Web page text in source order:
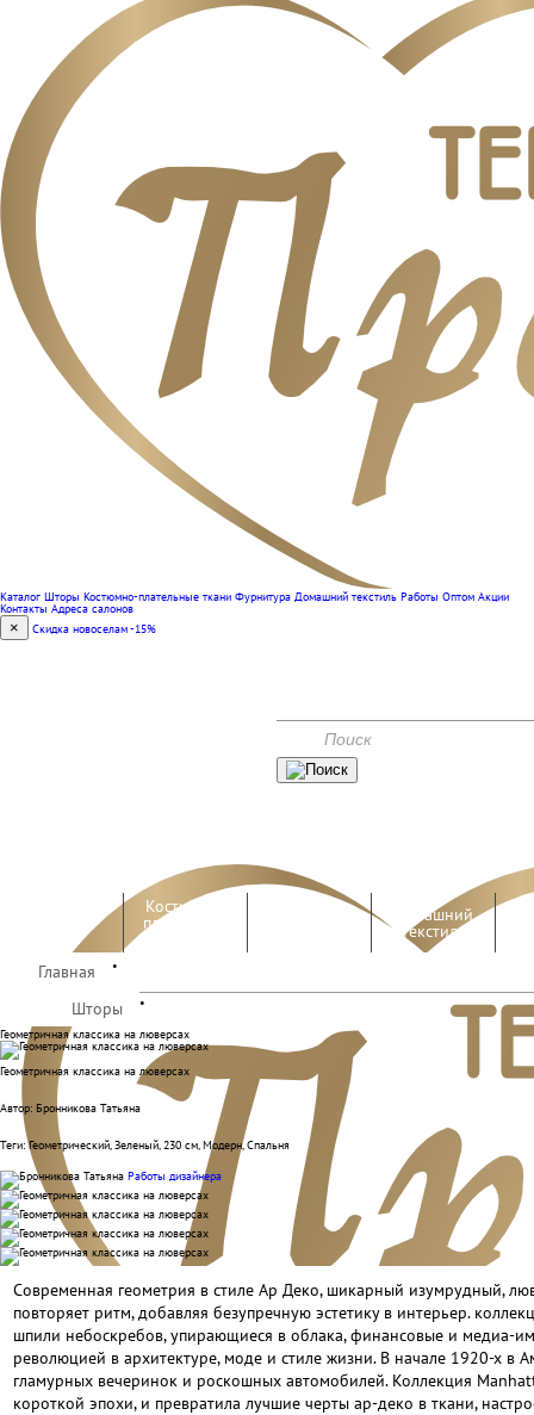
Каталог Шторы Костюмно-плательные ткани Фурнитура Домашний текстиль Работы Оптом Акции
Контакты Адреса салонов
× Скидка новоселам -15%
КОНТАКТЫ АКЦИИ
Костюмно-
плательные Домашний
текстиль
Работы
Главная •
Шторы
•
Геометричная классика на люверсах
Геометричная классика на люверсах
Автор: Бронникова Татьяна
Теги:Геометрический, Зеленый, 230 см, Модерн, Спальня
Работы дизайнера
Современная геометрия в стиле Ар Деко, шикарный изумрудный,
повторяет ритм, добавляя безупречную эстетику в интерьер.
шпили небоскребов, упирающиеся в облака, финансовые и медиа-
революцией в архитектуре, моде и стиле жизни. В начале 1920-х в
гламурных вечеринок и роскошных автомобилей. Коллекция
короткой эпохи, и превратила лучшие черты ар-деко в ткани,